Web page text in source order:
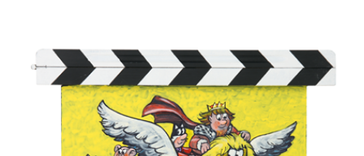
egyptských králů a královen. Pro rok 2019 připravuje
k padesátému výročí vzniku Čtyřlístku již druhý
celovečerní kreslený film.
V roce 2007 byl na mezinárodním Komiksfestu uveden
do komiksové Síně slávy.